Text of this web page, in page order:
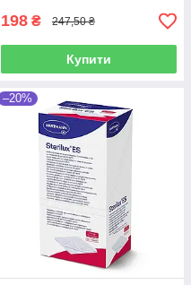
198 ₴ 247,50 ₴
Купити
–20%